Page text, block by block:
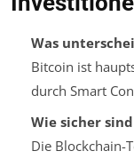
Was
Bitcoin ist
durch Smart
Wie sicher
Die Blockchain-